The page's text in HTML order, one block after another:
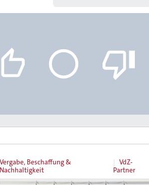
Vergabe, Beschaffung &
Nachhaltigkeit
VdZ-
Partner